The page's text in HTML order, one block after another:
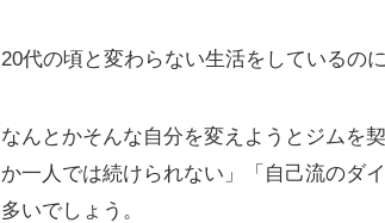
20代の頃と変わらない生活をしているの
なんとかそんな自分を変えようとジムを
か一人では続けられない」「自己流のダ
多いでしょう。